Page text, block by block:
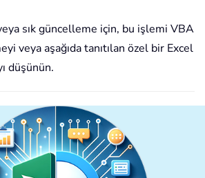
sık güncelleme için, bu işlemi VBA
veya aşağıda tanıtılan özel bir Excel
düşünün.